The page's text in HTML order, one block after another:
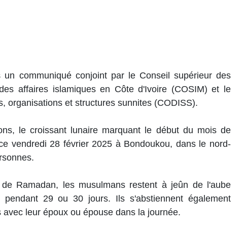
un communiqué conjoint par le Conseil supérieur des
affaires islamiques en Côte d'Ivoire (COSIM) et le
organisations et structures sunnites (CODISS).
le croissant lunaire marquant le début du mois de
vendredi 28 février 2025 à Bondoukou, dans le nord-
Ramadan, les musulmans restent à jeûn de l'aube
pendant 29 ou 30 jours. Ils s'abstiennent également
leur époux ou épouse dans la journée.